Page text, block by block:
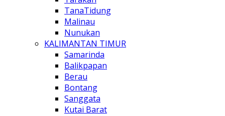
TanaTidung
Malinau
Nunukan
KALIMANTAN TIMUR
Samarinda
Balikpapan
Berau
Bontang
Sanggata
Kutai Barat